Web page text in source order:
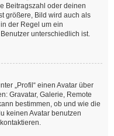
Beitragszahl oder deinen
größere, Bild wird auch als
der Regel um ein
unterschiedlich ist.
„Profil“ einen Avatar über
Gravatar, Galerie, Remote
bestimmen, ob und wie die
keinen Avatar benutzen